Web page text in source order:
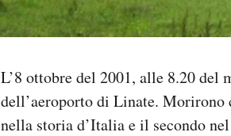
L’8 ottobre del 2001, alle 8.20 del
dell’aeroporto di Linate. Morirono
nella storia d’Italia e il secondo